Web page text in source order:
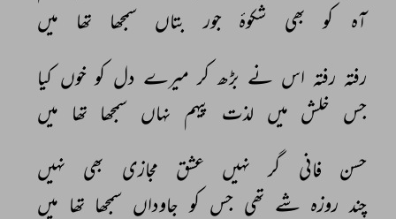
آہ
کو بھی شکوۂ جور بتاں سمجھا تھا
میں
رفتہ رفتہ اس نے بڑھ کر میرے دل کو خوں کیا
جس خلش میں لذت پیہم نہاں سمجھا تھا میں
حسن
فانی گر نہیں عشق مجازی بھی
نہیں
چند روزہ شے تھی جس کو جاوداں سمجھا تھا میں